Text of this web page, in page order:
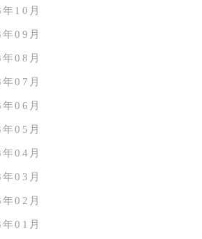
10月
09月
08月
07月
06月
05月
04月
03月
02月
01月